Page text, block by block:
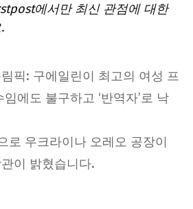
에서만 최신 관점에 대한
픽: 구에일린이 최고의 여성 프
에도 불구하고 ‘반역자’로 낙
로 우크라이나 오레오 공장이
이 밝혔습니다.